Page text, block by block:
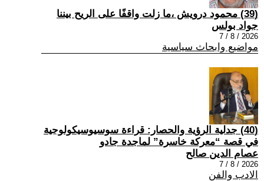
(39) محمود درويش ،ما زلت واقفًا على الريح بيننا
جواد بولس
2026 / 8 / 7
مواضيع وابحاث سياسية
(40) جدلية الرؤية والحصار: قراءة سوسيوسيكولوجية
في قصة “معركة خاسرة” لماجدة جادو
عصام الدين صالح
2026 / 8 / 7
الادب والفن